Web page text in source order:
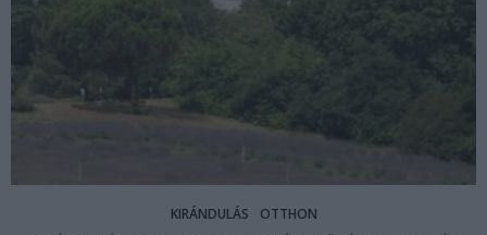
KIRÁNDULÁS OTTHON